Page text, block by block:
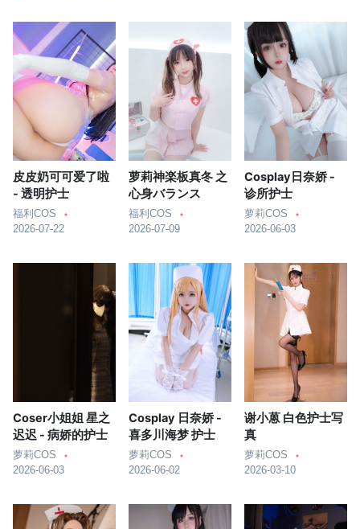
皮皮奶可可爱了啦
- 透明护士
福利COS
2026-07-22
萝莉神楽板真冬 之
心身バランス
福利COS
2026-07-09
Cosplay日奈娇 -
诊所护士
萝莉COS
2026-06-03
Coser小姐姐 星之
迟迟 - 病娇的护士
萝莉COS
2026-06-03
Cosplay 日奈娇 -
喜多川海梦 护士
萝莉COS
2026-06-02
谢小蒽 白色护士写
真
萝莉COS
2026-03-10